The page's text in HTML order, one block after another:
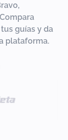
guías y da
plataforma.